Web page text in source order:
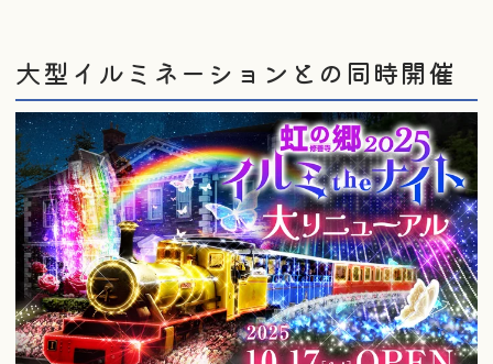
大型イルミネーションとの同時開催